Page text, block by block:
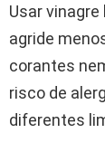
Usar
agride
corantes
risco de
diferentes